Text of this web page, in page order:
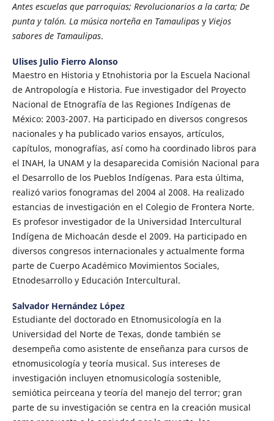
Antes escuelas que parroquias; Revolucionarios a la carta; De
punta y talón. La música norteña en Tamaulipasy Viejos
sabores de Tamaulipas.
Ulises Julio Fierro Alonso
Maestro en Historia y Etnohistoria por la Escuela Nacional
de Antropología e Historia. Fue investigador del Proyecto
Nacional de Etnografía de las Regiones Indígenas de
México: 2003-2007. Ha participado en diversos congresos
nacionales y ha publicado varios ensayos, artículos,
capítulos, monografías, así como ha coordinado libros para
el INAH, la UNAM y la desaparecida Comisión Nacional para
el Desarrollo de los Pueblos Indígenas. Para esta última,
realizó varios fonogramas del 2004 al 2008. Ha realizado
estancias de investigación en el Colegio de Frontera Norte.
Es profesor investigador de la Universidad Intercultural
Indígena de Michoacán desde el 2009. Ha participado en
diversos congresos internacionales y actualmente forma
parte de Cuerpo Académico Movimientos Sociales,
Etnodesarrollo y Educación Intercultural.
Salvador Hernández López
Estudiante del doctorado en Etnomusicología en la
Universidad del Norte de Texas, donde también se
desempeña como asistente de enseñanza para cursos de
etnomusicología y teoría musical. Sus intereses de
investigación incluyen etnomusicología sostenible,
semiótica peirceana y teoría del manejo del terror; gran
parte de su investigación se centra en la creación musical